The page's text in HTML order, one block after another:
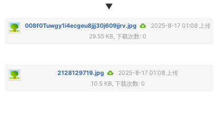
▼
008f0Tuwgy1i4ecgeu8jjj30j609jjrv.jpg
2025-8-17 01:08 上传
29.55 KB, 下载次数: 0
2128129719.jpg
2025-8-17 01:08 上传
10.5 KB, 下载次数: 0